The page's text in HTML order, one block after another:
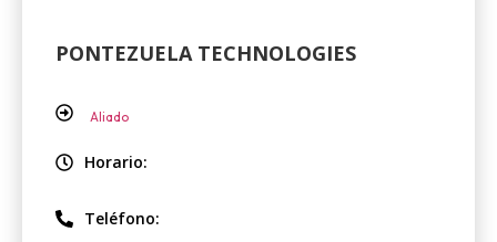
PONTEZUELA TECHNOLOGIES
Aliado
Horario:
Teléfono: